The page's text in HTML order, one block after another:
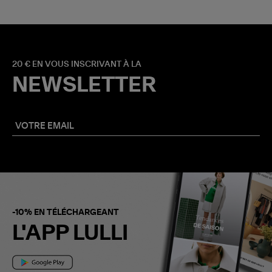
20 € EN VOUS INSCRIVANT À LA
NEWSLETTER
-10% EN TÉLÉCHARGEANT
L'APP LULLI